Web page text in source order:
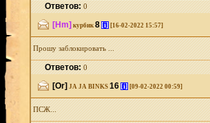
Ответов:0
[Hm] курбик 8 [i] [16-02-2022 15:57]
Прошу заблокировать ...
Ответов:0
[Or] JA JA BINKS 16 [i] [09-02-2022 00:59]
ПСЖ...